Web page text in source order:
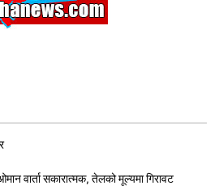
वार्ता सकारात्मक, तेलको मूल्यमा गिरावट